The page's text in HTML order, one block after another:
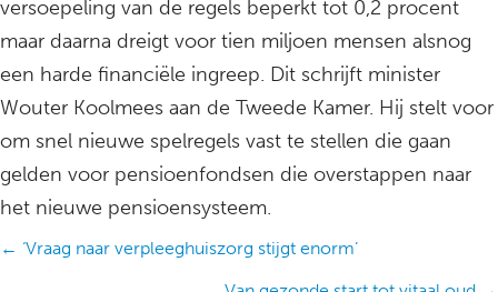
versoepeling van de regels beperkt tot 0,2 procent
maar daarna dreigt voor tien miljoen mensen alsnog
een harde financiële ingreep. Dit schrijft minister
Wouter Koolmees aan de Tweede Kamer. Hij stelt voor
om snel nieuwe spelregels vast te stellen die gaan
gelden voor pensioenfondsen die overstappen naar
het nieuwe pensioensysteem.
Posts
← ‘Vraag naar verpleeghuiszorg stijgt enorm’